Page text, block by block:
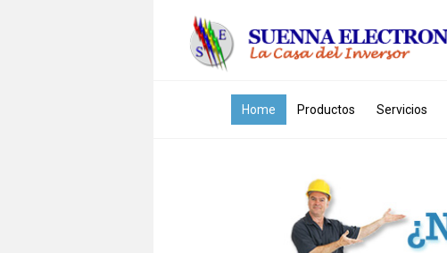
Home Productos Servicios